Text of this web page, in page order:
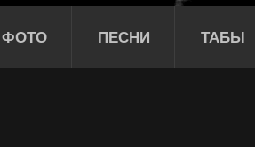
ФОТО ПЕСНИ ТАБЫ